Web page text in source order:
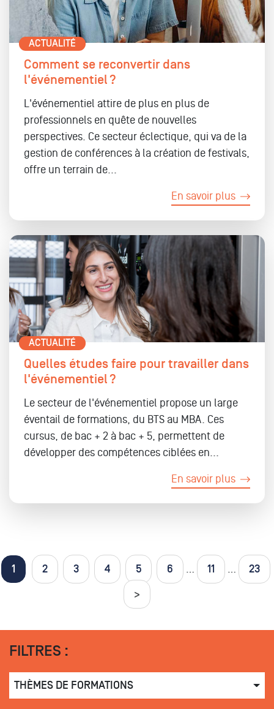
ACTUALITÉ
Comment se reconvertir dans
l'événementiel ?
L'événementiel attire de plus en plus de
professionnels en quête de nouvelles
perspectives. Ce secteur éclectique, qui va de la
gestion de conférences à la création de festivals,
offre un terrain de...
En savoir plus
ACTUALITÉ
Quelles études faire pour travailler dans
l'événementiel ?
Le secteur de l'événementiel propose un large
éventail de formations, du BTS au MBA. Ces
cursus, de bac + 2 à bac + 5, permettent de
développer des compétences ciblées en...
En savoir plus
Pages
1 2 3 4 5 6 … 11 …
23
>
FILTRES :
THÈMES DE FORMATIONS